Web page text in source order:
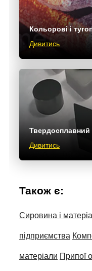
Кольорові і
Дивитись
Твердосплавний
Дивитись
Також є:
Сировина і
підприємства
матеріали Припої